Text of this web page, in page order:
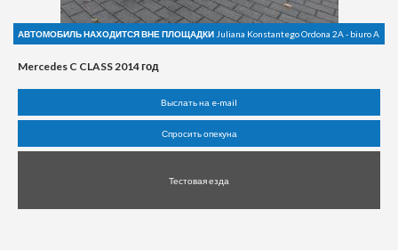
АВТОМОБИЛЬ НАХОДИТСЯ ВНЕ ПЛОЩАДКИJuliana Konstantego Ordona 2A - biuro A
Mercedes C CLASS 2014 год
Выслать на e-mail
Спросить опекуна
Тестовая езда